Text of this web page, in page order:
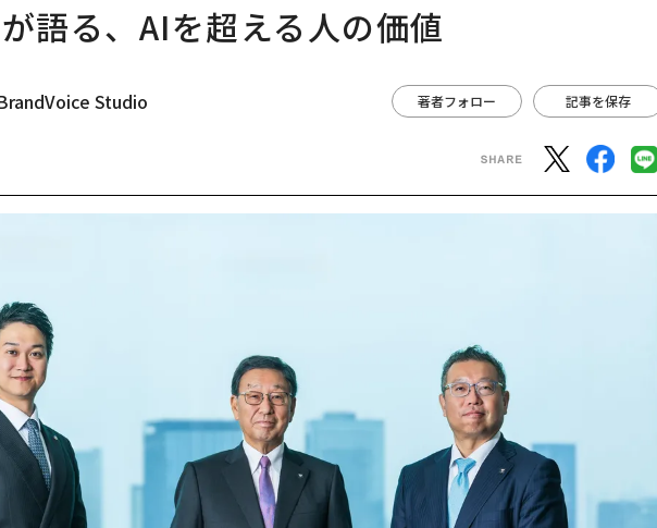
語る、AIを超える人の価値
Studio 著者フォロー 記事を保存